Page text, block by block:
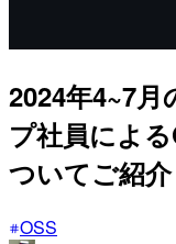
2024年4~7
プ社員によ
ついてご紹
OSS